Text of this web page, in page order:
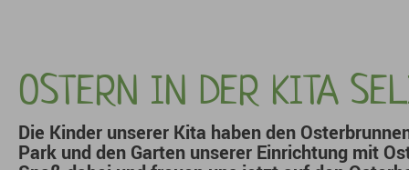
OSTERN IN DER KITA
Die Kinder unserer Kita haben den
Park und den Garten unserer Einrichtung mit